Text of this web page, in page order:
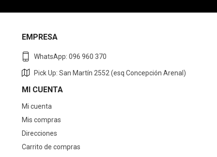
EMPRESA
WhatsApp: 096 960 370
Pick Up: San Martín 2552 (esq Concepción Arenal)
MI CUENTA
Mi cuenta
Mis compras
Direcciones
Carrito de compras